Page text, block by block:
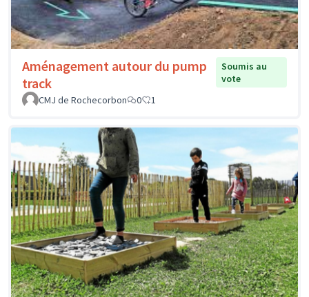
Aménagement autour du pump
track
Soumis au
vote
CMJ de Rochecorbon
0 1